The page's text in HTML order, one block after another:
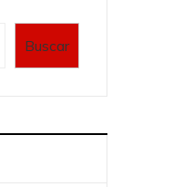
Buscar